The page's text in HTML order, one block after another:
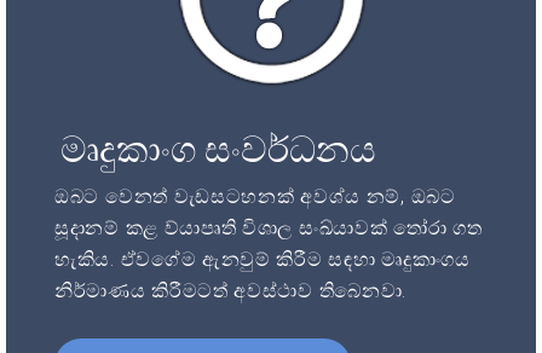
මෘදුකාංග සංවර්ධනය
ඔබට වෙනත් වැඩසටහනක් අවශ්ය නම්, ඔබට
සූදානම් කළ ව්යාපෘති විශාල සංඛ්යාවක් තෝරා ගත
හැකිය. ඒවගේම ඇනවුම් කිරීම සඳහා මෘදුකාංගය
නිර්මාණය කිරීමටත් අවස්ථාව තිබෙනවා.